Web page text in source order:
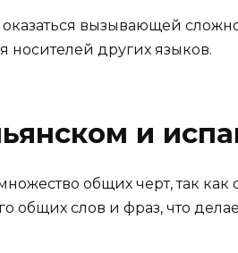
вызывающей
других языков.
и
общих черт, так как
общих слов и фраз, что